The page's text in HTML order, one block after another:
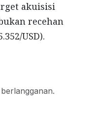
akuisisi
recehan
USD).